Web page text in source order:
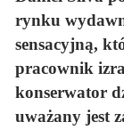
rynku
sensacyjną,
pracownik
konserwator
uważany jest